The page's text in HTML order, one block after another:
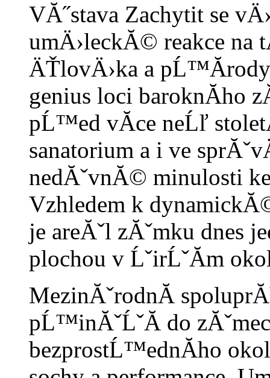
VĂ˝stava Zachytit se
umÄ›leckĂ© reakce na
ÄŤlovÄ›ka a
genius loci baroknĂ­ho
pĹ™ed vĂ­ce neĹľ
sanatorium a i ve
nedĂˇvnĂ© minulosti
Vzhledem k
je areĂˇl zĂˇmku dnes
plochou v ĹˇirĹˇĂ­m
MezinĂˇrodnĂ­
pĹ™inĂˇĹˇĂ­ do
bezprostĹ™ednĂ­ho